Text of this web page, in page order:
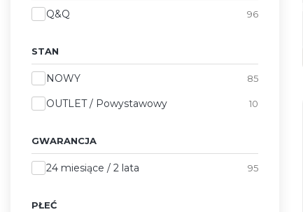
Marka
Q&Q 96
STAN
StanNOWY 85
OUTLET / Powystawowy 10
GWARANCJA
Gwarancja
24 miesiące / 2 lata 95
PŁEĆ